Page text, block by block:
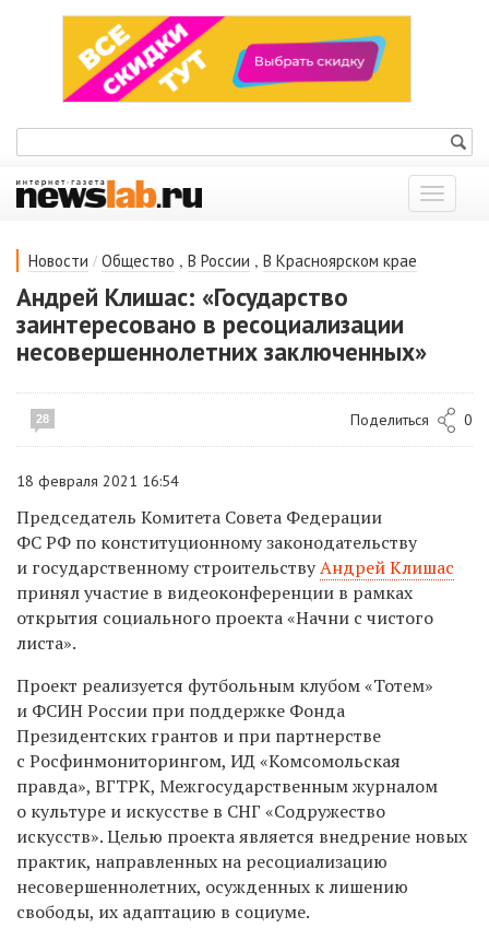
Показать
меню
Новости / Общество , В России , В Красноярском крае
Андрей Клишас: «Государство
заинтересовано в ресоциализации
несовершеннолетних заключенных»
28 Поделиться 0
18 февраля 2021 16:54
Председатель Комитета Совета Федерации
ФС РФ по конституционному законодательству
и государственному строительствуАндрей Клишас
принял участие в видеоконференции в рамках
открытия социального проекта «Начни с чистого
листа».
Проект реализуется футбольным клубом «Тотем»
и ФСИН России при поддержке Фонда
Президентских грантов и при партнерстве
с Росфинмониторингом, ИД «Комсомольская
правда», ВГТРК, Межгосударственным журналом
о культуре и искусстве в СНГ «Содружество
искусств». Целью проекта является внедрение новых
практик, направленных на ресоциализацию
несовершеннолетних, осужденных к лишению
свободы, их адаптацию в социуме.